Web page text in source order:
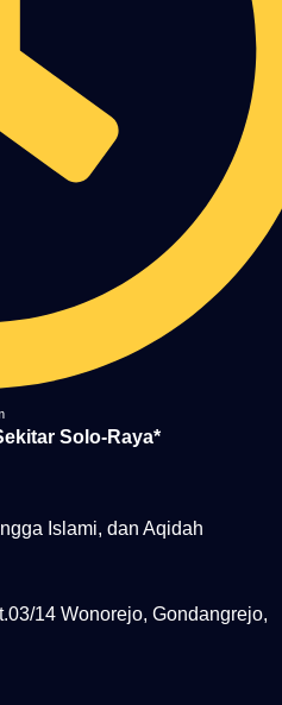
Solo-Raya*
Islami, dan Aqidah
14 Wonorejo, Gondangrejo,